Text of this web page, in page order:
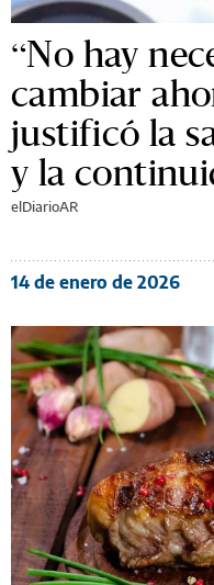
“No hay
cambiar
justificó la
y la
elDiarioAR
14 de enero de 2026